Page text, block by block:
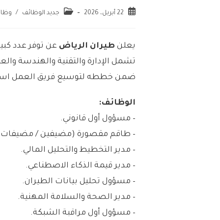
22 أبريل، 2026 جديد الوظائف /
يعلن طيران الرياض عن توفر عدد
تشمل الإدارة والتقنية والهندسة
ضمن خططه لتوسيع فريق العمل
الوظائف:
– مسؤول أول قانوني.
– طاقم مقصورة (مضيفين /
– مدير التخطيط والتحليل المالي.
– مدير قيمة الذكاء الاصطناعي.
– مسؤول تحليل بيانات الطيران.
– مدير الصحة والسلامة المهنية.
– مسؤول أول مراقبة الشبكة.